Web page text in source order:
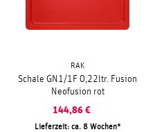
RAK
Schale GN1/1F 0,22ltr. Fusion
Neofusion rot
144,86 €
Lieferzeit: ca. 8 Wochen